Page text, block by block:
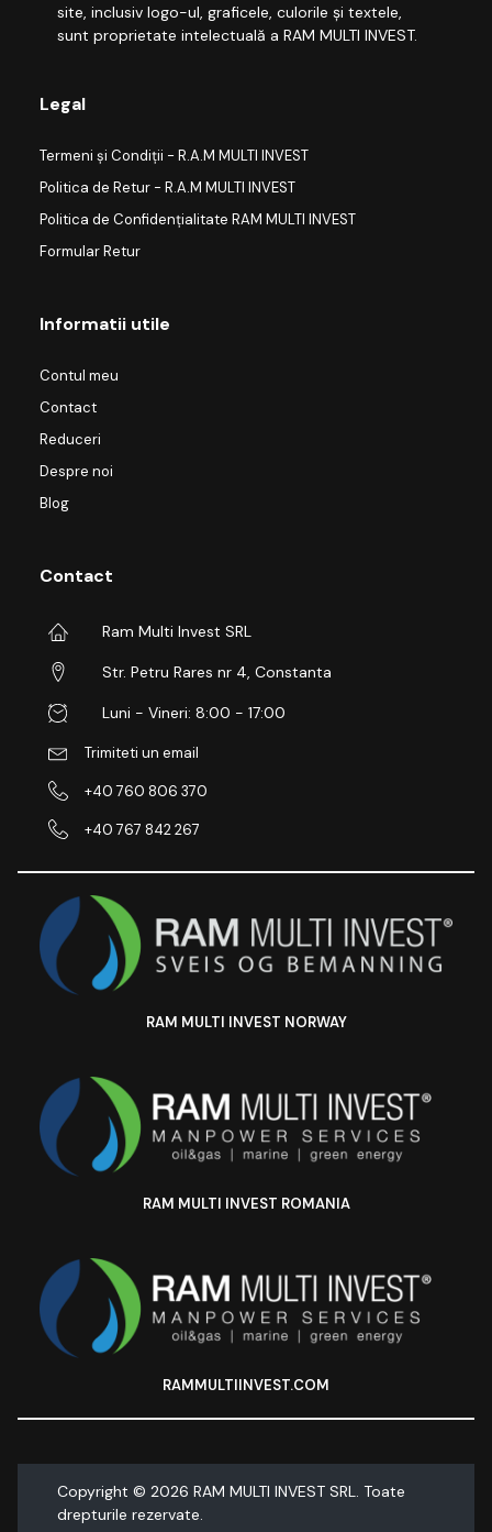
site, inclusiv logo-ul, graficele, culorile și textele,
sunt proprietate intelectuală a RAM MULTI INVEST.
Legal
Termeni și Condiții - R.A.M MULTI INVEST
Politica de Retur - R.A.M MULTI INVEST
Politica de Confidențialitate RAM MULTI INVEST
Formular Retur
Informatii utile
Contul meu
Contact
Reduceri
Despre noi
Blog
Contact
Ram Multi Invest SRL
Str. Petru Rares nr 4, Constanta
Luni - Vineri: 8:00 - 17:00
Trimiteti un email
+40 760 806 370
+40 767 842 267
RAM MULTI INVEST NORWAY
RAM MULTI INVEST ROMANIA
RAMMULTIINVEST.COM
Copyright © 2026 RAM MULTI INVEST SRL. Toate
drepturile rezervate.